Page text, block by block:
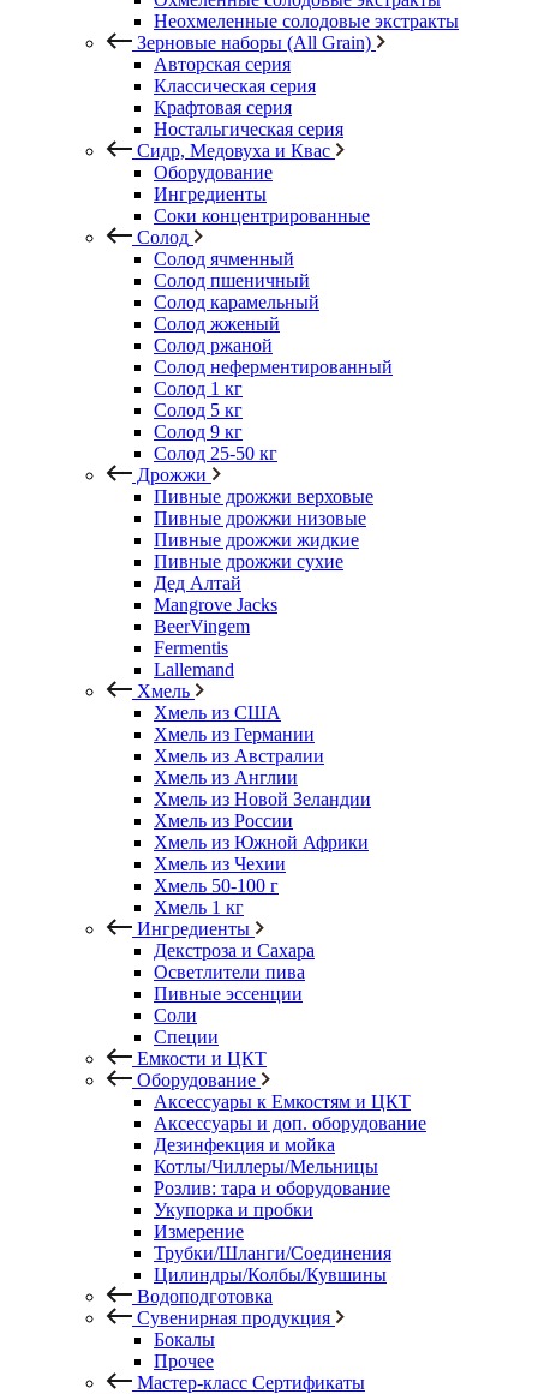
Неохмеленные солодовые экстракты
Зерновые наборы (All Grain)
Авторская серия
Классическая серия
Крафтовая серия
Ностальгическая серия
Сидр, Медовуха и Квас
Оборудование
Ингредиенты
Соки концентрированные
Солод
Солод ячменный
Солод пшеничный
Солод карамельный
Солод жженый
Солод ржаной
Солод неферментированный
Солод 1 кг
Солод 5 кг
Солод 9 кг
Солод 25-50 кг
Дрожжи
Пивные дрожжи верховые
Пивные дрожжи низовые
Пивные дрожжи жидкие
Пивные дрожжи сухие
Дед Алтай
Mangrove Jacks
BeerVingem
Fermentis
Lallemand
Хмель
Хмель из США
Хмель из Германии
Хмель из Австралии
Хмель из Англии
Хмель из Новой Зеландии
Хмель из России
Хмель из Южной Африки
Хмель из Чехии
Хмель 50-100 г
Хмель 1 кг
Ингредиенты
Декстроза и Сахара
Осветлители пива
Пивные эссенции
Соли
Специи
Емкости и ЦКТ
Оборудование
Аксессуары к Емкостям и ЦКТ
Аксессуары и доп. оборудование
Дезинфекция и мойка
Котлы/Чиллеры/Мельницы
Розлив: тара и оборудование
Укупорка и пробки
Измерение
Трубки/Шланги/Соединения
Цилиндры/Колбы/Кувшины
Водоподготовка
Сувенирная продукция
Бокалы
Прочее
Мастер-класс Сертификаты